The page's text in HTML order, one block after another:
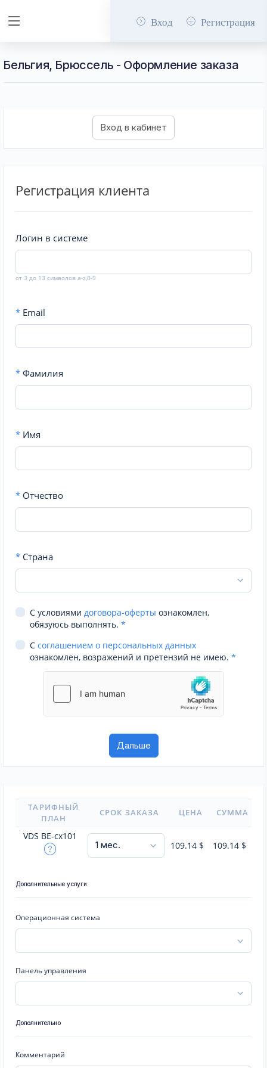
Вход Регистрация
Бельгия, Брюссель - Оформление заказа
Регистрация клиента
Логин в системе
от 3 до 13 символов a-z,0-9
* Email
* Фамилия
* Имя
* Отчество
* Страна
С условиями договора-оферты ознакомлен,
обязуюсь выполнять. *
С соглашением о персональных данных
ознакомлен, возражений и претензий не имею. *
ТАРИФНЫЙ
ПЛАН
СРОК ЗАКАЗА ЦЕНА СУММА
VDS BE-cx101
109.14 $ 109.14$
Дополнительные услуги
Операционная система
Панель управления
Дополнительно
Комментарий